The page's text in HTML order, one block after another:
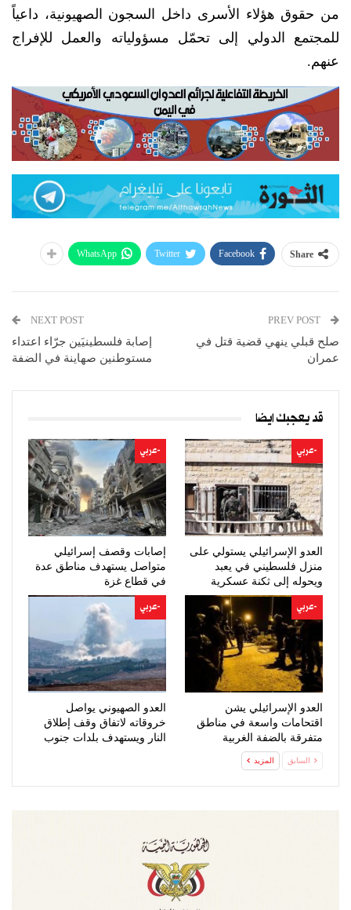
من حقوق هؤلاء الأسرى داخل السجون الصهيونية، داعياً
للمجتمع الدولي إلى تحمّل مسؤولياته والعمل للإفراج
عنهم.
Share
Facebook
Twitter
WhatsApp
صلح قبلي ينهي قضية قتل في
عمران
NEXT POST
إصابة فلسطينيَين جرّاء اعتداء
مستوطنين صهاينة في الضفة
قد يعجبك ايضا
-عربي
العدو الإسرائيلي يستولي على
منزل فلسطيني في يعبد
ويحوله إلى ثكنة عسكرية
-عربي
إصابات وقصف إسرائيلي
متواصل يستهدف مناطق عدة
في قطاع غزة
-عربي
العدو الإسرائيلي يشن
اقتحامات واسعة في مناطق
متفرقة بالضفة الغربية
-عربي
العدو الصهيوني يواصل
خروقاته لاتفاق وقف إطلاق
النار ويستهدف بلدات جنوب
السابق المزيد